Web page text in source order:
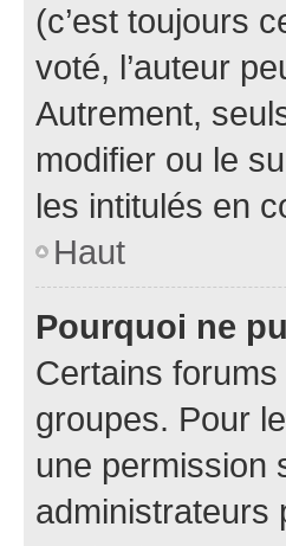
(c’est toujours
voté, l’auteur
Autrement,
modifier ou le
les intitulés en
Haut
Pourquoi ne
Certains
groupes. Pour
une permission
administrateurs